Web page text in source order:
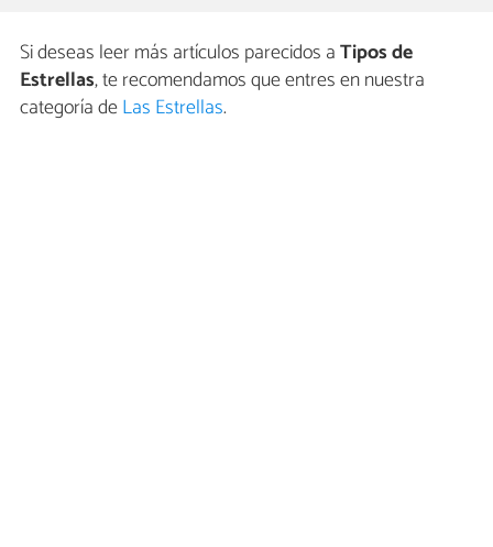
Si deseas leer más artículos parecidos aTipos de
Estrellas, te recomendamos que entres en nuestra
categoría deLas Estrellas.